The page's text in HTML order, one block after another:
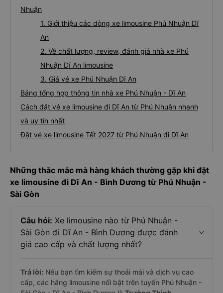
Nhuận
1. Giới thiệu các dòng xe limousine Phú Nhuận Dĩ
An
2. Về chất lượng, review, đánh giá nhà xe Phú
Nhuận Dĩ An limousine
3. Giá vé xe Phú Nhuận Dĩ An
Bảng tổng hợp thông tin nhà xe Phú Nhuận - Dĩ An
Cách đặt vé xe limousine đi Dĩ An từ Phú Nhuận nhanh
và uy tín nhất
Đặt vé xe limousine Tết 2027 từ Phú Nhuận đi Dĩ An
Những thắc mắc mà hàng khách thường gặp khi đặt
xe limousine đi Dĩ An - Bình Dương từ Phú Nhuận -
Sài Gòn
Câu hỏi: Xe limousine nào từ Phú Nhuận -
Sài Gòn đi Dĩ An - Bình Dương được đánh
giá cao cấp và chất lượng nhất?
Trả lời: Nếu bạn tìm kiếm sự thoải mái và dịch vụ cao
cấp, các hãng limousine nổi bật trên tuyến Phú Nhuận -